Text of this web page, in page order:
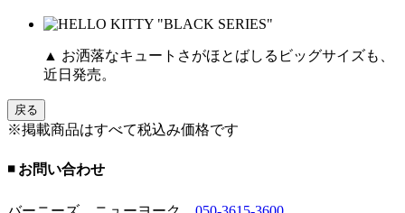
▲ お洒落なキュートさがほとばしるビッグサイズも、
近日発売。
戻る
※掲載商品はすべて税込み価格です
◾️ お問い合わせ